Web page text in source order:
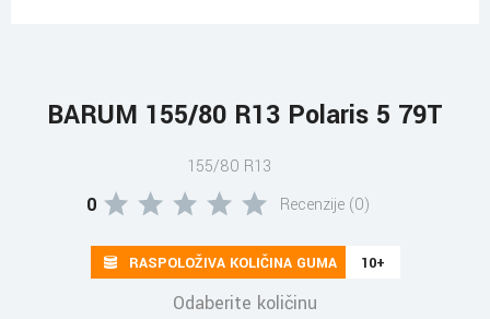
BARUM 155/80 R13 Polaris 5 79T
155/80 R13
0 Recenzije (0)
RASPOLOŽIVA KOLIČINA GUMA 10+
Odaberite količinu